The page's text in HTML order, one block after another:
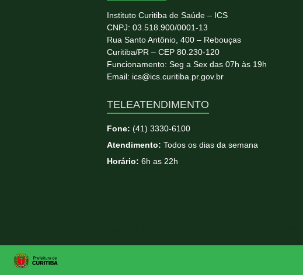
Instituto Curitiba de Saúde – ICS
CNPJ: 03.518.900/0001-13
Rua Santo Antônio, 400 – Rebouças
Curitiba/PR – CEP 80.230-120
Funcionamento: Seg a Sex das 07h às 19h
Email: ics@ics.curitiba.pr.gov.br
TELEATENDIMENTO
Fone: (41) 3330-6100
Atendimento: Todos os dias da semana
Horário: 6h as 22h